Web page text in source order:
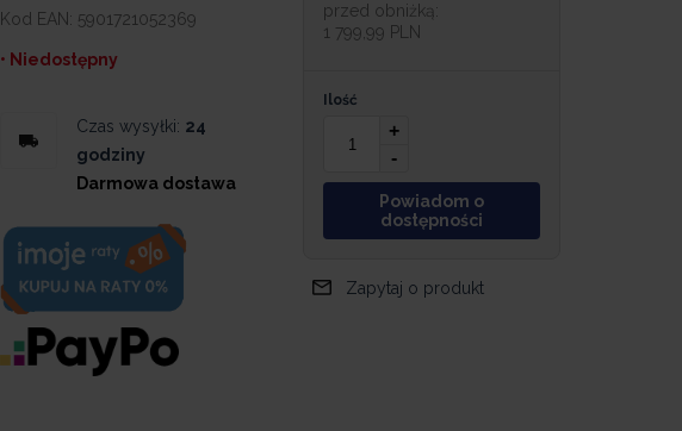
Kod EAN: 5901721052369
• Niedostępny
Czas wysyłki: 24
godziny
Darmowa dostawa
przed obniżką:
1 799,99 PLN
Ilość
+
-
Powiadom o
dostępności
Zapytaj o produkt